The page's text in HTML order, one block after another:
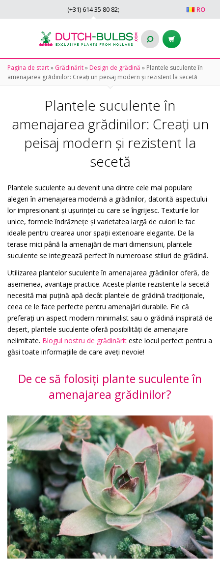
RO
(+31) 614 35 80 82;
Pagina de start» Grădinărit» Design de grădină » Plantele suculente în
amenajarea grădinilor: Creați un peisaj modern și rezistent la secetă
Plantele suculente în
amenajarea grădinilor: Creați un
peisaj modern și rezistent la
secetă
Plantele suculente au devenit una dintre cele mai populare
alegeri în amenajarea modernă a grădinilor, datorită aspectului
lor impresionant și ușurinței cu care se îngrijesc. Texturile lor
unice, formele îndrăznețe și varietatea largă de culori le fac
ideale pentru crearea unor spații exterioare elegante. De la
terase mici până la amenajări de mari dimensiuni, plantele
suculente se integrează perfect în numeroase stiluri de grădină.
Utilizarea plantelor suculente în amenajarea grădinilor oferă, de
asemenea, avantaje practice. Aceste plante rezistente la secetă
necesită mai puțină apă decât plantele de grădină tradiționale,
ceea ce le face perfecte pentru amenajări durabile. Fie că
preferați un aspect modern minimalist sau o grădină inspirată de
deșert, plantele suculente oferă posibilități de amenajare
nelimitate. Blogul nostru de grădinărit este locul perfect pentru a
găsi toate informațiile de care aveți nevoie!
De ce să folosiți plante suculente în
amenajarea grădinilor?